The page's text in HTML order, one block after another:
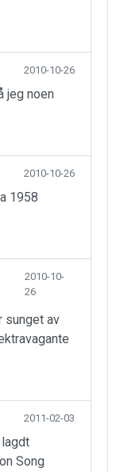
2010-10-26
jeg noen
2010-10-26
1958
2010-10-
26
sunget av
2011-02-03
Song